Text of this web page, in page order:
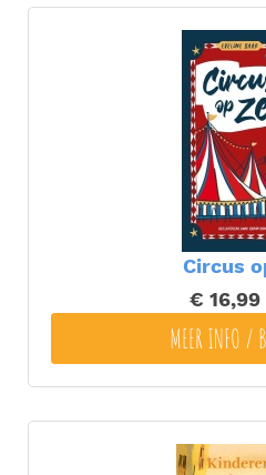
Circus
€ 16,99
MEER INFO /